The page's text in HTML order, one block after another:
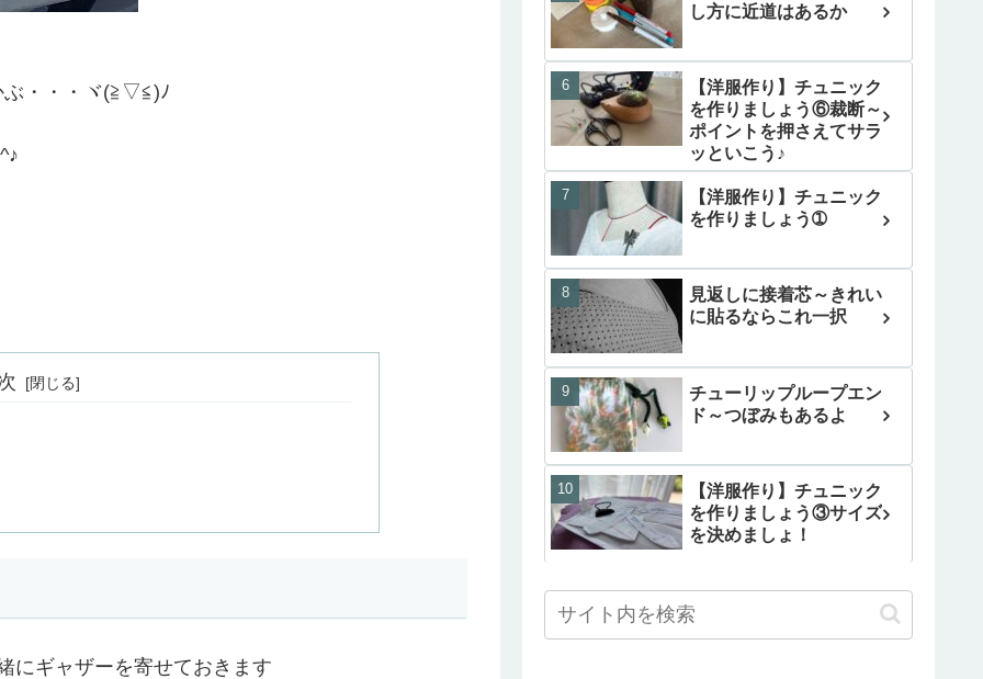
ぶ・・・ヾ(≧▽≦)ﾉ
にギャザーを寄せておきます
し方に近道はあるか
【洋服作り】チュニック
を作りましょう⑥裁断～
ポイントを押さえてサラ
ッといこう♪
【洋服作り】チュニック
を作りましょう➀
見返しに接着芯～きれい
に貼るならこれ一択
チューリップループエン
ド～つぼみもあるよ
【洋服作り】チュニック
を作りましょう③サイズ
を決めましょ！